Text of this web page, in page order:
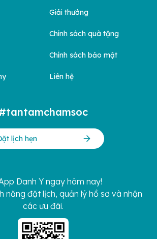
Giải thưởng
Chính sách quà tặng
Chính sách bảo mật
Liên hệ
lịch hẹn
Danh Y ngay hôm nay!
năng đặt lịch, quản lý hồ sơ và nhận
các ưu đãi.